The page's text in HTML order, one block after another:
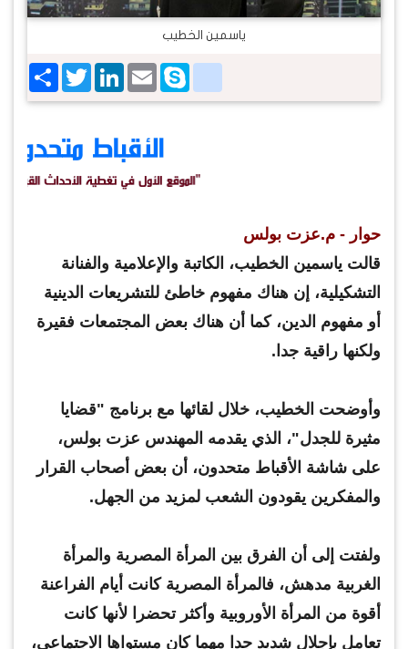
ياسمين الخطيب
ShareTwitterLinkedIn EmailSkype
google_bookmarks
حوار - م.عزت بولس
قالت ياسمين الخطيب، الكاتبة والإعلامية والفنانة
التشكيلية، إن هناك مفهوم خاطئ للتشريعات الدينية
أو مفهوم الدين، كما أن هناك بعض المجتمعات فقيرة
ولكنها راقية جدا.
وأوضحت الخطيب، خلال لقائها مع برنامج "قضايا
مثيرة للجدل"، الذي يقدمه المهندس عزت بولس،
على شاشة الأقباط متحدون، أن بعض أصحاب القرار
والمفكرين يقودون الشعب لمزيد من الجهل.
ولفتت إلى أن الفرق بين المرأة المصرية والمرأة
الغربية مدهش، فالمرأة المصرية كانت أيام الفراعنة
أقوة من المرأة الأوروبية وأكثر تحضرا لأنها كانت
تعامل بإجلال شديد جدا مهما كان مستواها الاجتماعي،